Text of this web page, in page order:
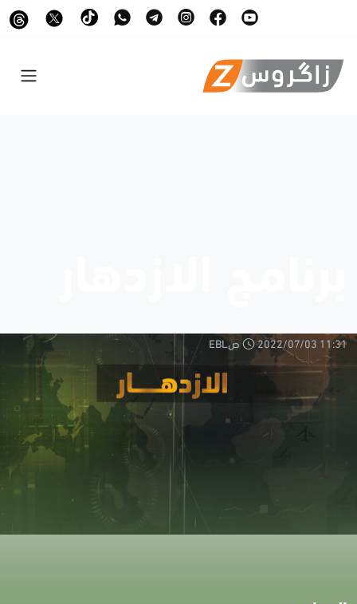
2022/07/03 11:31 صEBL